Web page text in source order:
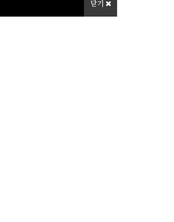
닫기